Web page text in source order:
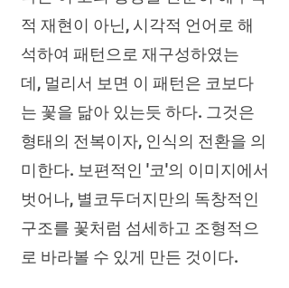
적 재현이 아닌, 시각적 언어로 해
석하여 패턴으로 재구성하였는
데, 멀리서 보면 이 패턴은 코보다
는 꽃을 닮아 있는듯 하다. 그것은
형태의 전복이자, 인식의 전환을 의
미한다. 보편적인 '코'의 이미지에서
벗어나, 별코두더지만의 독창적인
구조를 꽃처럼 섬세하고 조형적으
로 바라볼 수 있게 만든 것이다.